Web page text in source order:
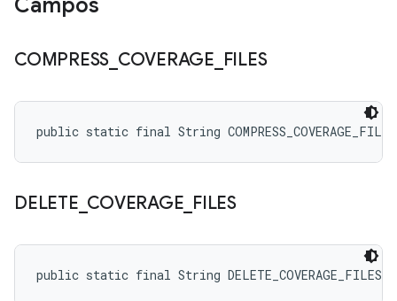
Campos
COMPRESS COVERAGE FILES
public static final String COMPRESS_COVERAGE_FILES
DELETE COVERAGE FILES
public static final String DELETE_COVERAGE_FILES